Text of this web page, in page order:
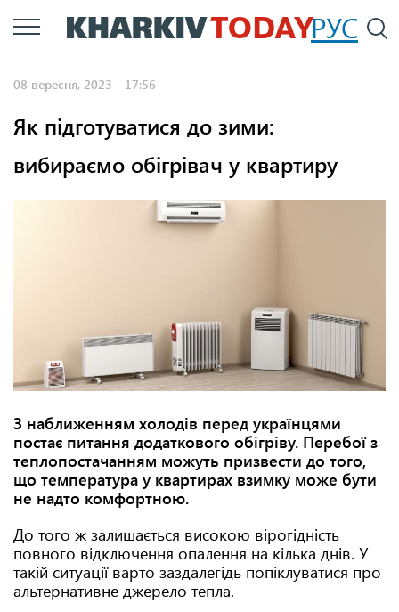
Перейти
до
РУС
08 вересня, 2023 - 17:56
Як підготуватися до зими:
вибираємо обігрівач у квартиру
З наближенням холодів перед українцями
постає питання додаткового обігріву. Перебої з
теплопостачанням можуть призвести до того,
що температура у квартирах взимку може бути
не надто комфортною.
До того ж залишається високою вірогідність
повного відключення опалення на кілька днів. У
такій ситуації варто заздалегідь попіклуватися про
альтернативне джерело тепла.